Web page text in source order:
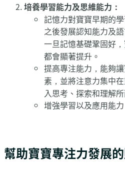
培養學習能力及思維能力：
記憶力對寶寶早期的
之後發展認知能力及
一旦記憶基礎鞏固好
都會顯著提升。
提高專注能力，能夠
素，並將注意力集中
入思考、探索和理解
增強學習以及應用能力
幫助寶寶專注力發展